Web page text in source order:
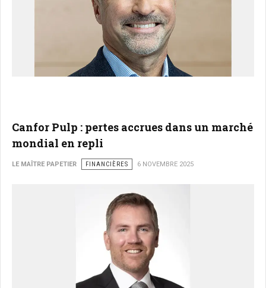
Canfor Pulp : pertes accrues dans un marché
mondial en repli
LE MAÎTRE PAPETIER FINANCIÈRES 6 NOVEMBRE 2025